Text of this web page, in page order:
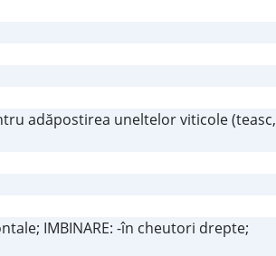
adăpostirea uneltelor viticole (teasc,
IMBINARE: -în cheutori drepte;